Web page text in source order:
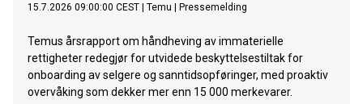
15.7.2026 09:00:00 CEST Temu Pressemelding
Temus årsrapport om håndheving av immaterielle
rettigheter redegjør for utvidede beskyttelsestiltak for
onboarding av selgere og sanntidsopføringer, med proaktiv
overvåking som dekker mer enn 15 000 merkevarer.